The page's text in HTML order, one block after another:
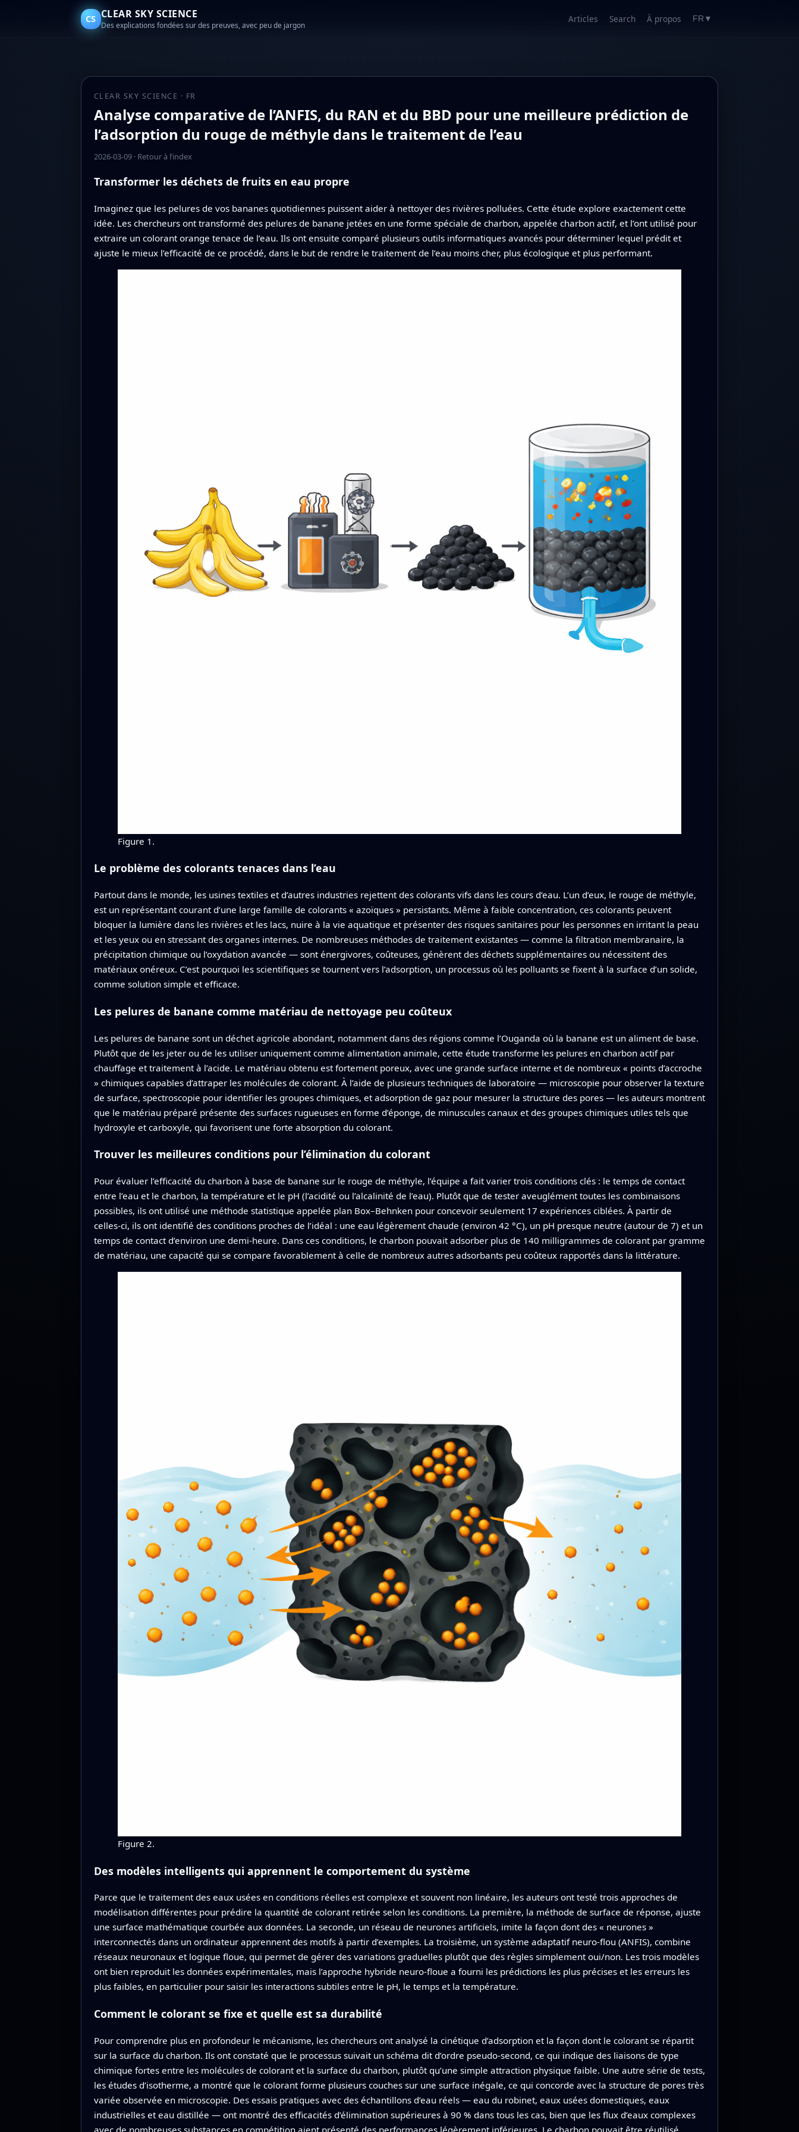
CS CLEAR SKY SCIENCE
Des explications fondées sur des preuves, avec peu de jargon
Articles Search À propos FR ▼
CLEAR SKY SCIENCE · FR
Analyse comparative de l’ANFIS, du RAN et du BBD pour une meilleure prédiction de
l’adsorption du rouge de méthyle dans le traitement de l’eau
2026-03-09· Retour à l’index
Transformer les déchets de fruits en eau propre
Imaginez que les pelures de vos bananes quotidiennes puissent aider à nettoyer des rivières polluées. Cette étude explore exactement cette
idée. Les chercheurs ont transformé des pelures de banane jetées en une forme spéciale de charbon, appelée charbon actif, et l’ont utilisé pour
extraire un colorant orange tenace de l’eau. Ils ont ensuite comparé plusieurs outils informatiques avancés pour déterminer lequel prédit et
ajuste le mieux l’efficacité de ce procédé, dans le but de rendre le traitement de l’eau moins cher, plus écologique et plus performant.
Figure 1.
Le problème des colorants tenaces dans l’eau
Partout dans le monde, les usines textiles et d’autres industries rejettent des colorants vifs dans les cours d’eau. L’un d’eux, le rouge de méthyle,
est un représentant courant d’une large famille de colorants « azoïques » persistants. Même à faible concentration, ces colorants peuvent
bloquer la lumière dans les rivières et les lacs, nuire à la vie aquatique et présenter des risques sanitaires pour les personnes en irritant la peau
et les yeux ou en stressant des organes internes. De nombreuses méthodes de traitement existantes — comme la filtration membranaire, la
précipitation chimique ou l’oxydation avancée — sont énergivores, coûteuses, génèrent des déchets supplémentaires ou nécessitent des
matériaux onéreux. C’est pourquoi les scientifiques se tournent vers l’adsorption, un processus où les polluants se fixent à la surface d’un solide,
comme solution simple et efficace.
Les pelures de banane comme matériau de nettoyage peu coûteux
Les pelures de banane sont un déchet agricole abondant, notamment dans des régions comme l’Ouganda où la banane est un aliment de base.
Plutôt que de les jeter ou de les utiliser uniquement comme alimentation animale, cette étude transforme les pelures en charbon actif par
chauffage et traitement à l’acide. Le matériau obtenu est fortement poreux, avec une grande surface interne et de nombreux « points d’accroche
» chimiques capables d’attraper les molécules de colorant. À l’aide de plusieurs techniques de laboratoire — microscopie pour observer la texture
de surface, spectroscopie pour identifier les groupes chimiques, et adsorption de gaz pour mesurer la structure des pores — les auteurs montrent
que le matériau préparé présente des surfaces rugueuses en forme d’éponge, de minuscules canaux et des groupes chimiques utiles tels que
hydroxyle et carboxyle, qui favorisent une forte absorption du colorant.
Trouver les meilleures conditions pour l’élimination du colorant
Pour évaluer l’efficacité du charbon à base de banane sur le rouge de méthyle, l’équipe a fait varier trois conditions clés : le temps de contact
entre l’eau et le charbon, la température et le pH (l’acidité ou l’alcalinité de l’eau). Plutôt que de tester aveuglément toutes les combinaisons
possibles, ils ont utilisé une méthode statistique appelée plan Box–Behnken pour concevoir seulement 17 expériences ciblées. À partir de
celles‑ci, ils ont identifié des conditions proches de l’idéal : une eau légèrement chaude (environ 42 °C), un pH presque neutre (autour de 7) et un
temps de contact d’environ une demi‑heure. Dans ces conditions, le charbon pouvait adsorber plus de 140 milligrammes de colorant par gramme
de matériau, une capacité qui se compare favorablement à celle de nombreux autres adsorbants peu coûteux rapportés dans la littérature.
Figure 2.
Des modèles intelligents qui apprennent le comportement du système
Parce que le traitement des eaux usées en conditions réelles est complexe et souvent non linéaire, les auteurs ont testé trois approches de
modélisation différentes pour prédire la quantité de colorant retirée selon les conditions. La première, la méthode de surface de réponse, ajuste
une surface mathématique courbée aux données. La seconde, un réseau de neurones artificiels, imite la façon dont des « neurones »
interconnectés dans un ordinateur apprennent des motifs à partir d’exemples. La troisième, un système adaptatif neuro‑flou (ANFIS), combine
réseaux neuronaux et logique floue, qui permet de gérer des variations graduelles plutôt que des règles simplement oui/non. Les trois modèles
ont bien reproduit les données expérimentales, mais l’approche hybride neuro‑floue a fourni les prédictions les plus précises et les erreurs les
plus faibles, en particulier pour saisir les interactions subtiles entre le pH, le temps et la température.
Comment le colorant se fixe et quelle est sa durabilité
Pour comprendre plus en profondeur le mécanisme, les chercheurs ont analysé la cinétique d’adsorption et la façon dont le colorant se répartit
sur la surface du charbon. Ils ont constaté que le processus suivait un schéma dit d’ordre pseudo‑second, ce qui indique des liaisons de type
chimique fortes entre les molécules de colorant et la surface du charbon, plutôt qu’une simple attraction physique faible. Une autre série de tests,
les études d’isotherme, a montré que le colorant forme plusieurs couches sur une surface inégale, ce qui concorde avec la structure de pores très
variée observée en microscopie. Des essais pratiques avec des échantillons d’eau réels — eau du robinet, eaux usées domestiques, eaux
industrielles et eau distillée — ont montré des efficacités d’élimination supérieures à 90 % dans tous les cas, bien que les flux d’eaux complexes
avec de nombreuses substances en compétition aient présenté des performances légèrement inférieures. Le charbon pouvait être réutilisé